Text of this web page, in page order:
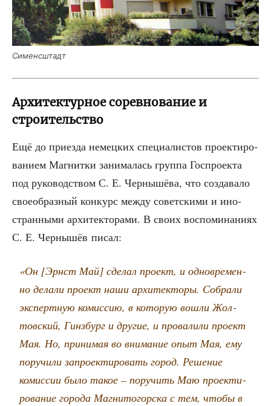
Симен­сштадт
Архитектурное соревнование и
строительство
Ещё до при­ез­да немец­ких спе­ци­а­ли­стов про­ек­ти­ро­
ва­ни­ем Маг­нит­ки зани­ма­лась груп­па Гос­про­ек­та
под руко­вод­ством С. Е. Чер­ны­шё­ва, что созда­ва­ло
свое­об­раз­ный кон­курс меж­ду совет­ски­ми и ино­
стран­ны­ми архи­тек­то­ра­ми. В сво­их вос­по­ми­на­ни­ях
С. Е. Чер­ны­шёв писал:
«Он [Эрнст Май] сде­лал про­ект, и одно­вре­мен­
но дела­ли про­ект наши архи­тек­то­ры. Собра­ли
экс­перт­ную комис­сию, в кото­рую вошли Жол­
тов­ский, Гин­збург и дру­гие, и про­ва­ли­ли про­ект
Мая. Но, при­ни­мая во вни­ма­ние опыт Мая, ему
пору­чи­ли запро­ек­ти­ро­вать город. Реше­ние
комис­сии было такое – пору­чить Маю про­ек­ти­
ро­ва­ние горо­да Маг­ни­то­гор­ска с тем, что­бы в